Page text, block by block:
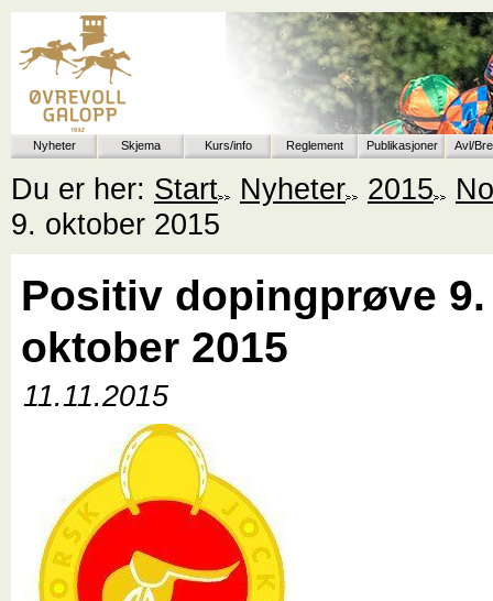
Nyheter Skjema Kurs/info Reglement Publikasjoner Avl/
Du er her: Start Nyheter 2015
9. oktober 2015
Positiv dopingprøve 9.
oktober 2015
11.11.2015